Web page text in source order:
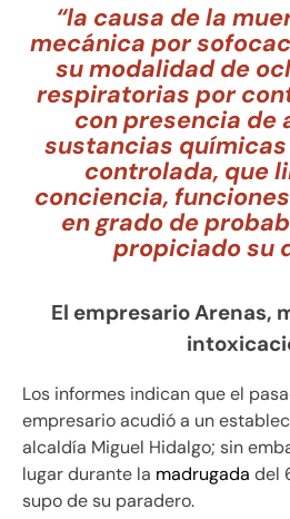
“la causa de la
mecánica por
su modalidad de
respiratorias por
con presencia de
sustancias
controlada, que
conciencia,
en grado de
propiciado su
El empresario Arenas,
Los informes indican que el
empresario acudió a un
alcaldía Miguel Hidalgo; sin
lugar durante la madrugada del
supo de su paradero.